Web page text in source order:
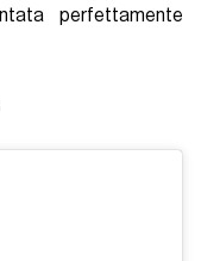
perfettamente